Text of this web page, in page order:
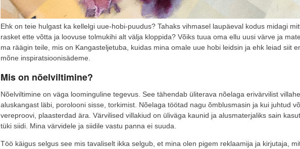
Ehk on teie hulgast ka kellelgi uue-hobi-puudus? Tahaks vihmasel laupäeval kodus midagi
rasket ette võtta ja loovuse tolmukihi alt välja kloppida? Võiks tuua oma ellu uusi värve ja
ma räägin teile, mis on Kangasteljetuba, kuidas mina omale uue hobi leidsin ja ehk leiad siit
mõne inspiratsioonisädeme.
Mis on nõelviltimine?
Nõelviltimine on väga loominguline tegevus. See tähendab üliterava nõelaga erivärvilist
aluskangast läbi, porolooni sisse, torkimist. Nõelaga töötad nagu õmblusmasin ja kui juhtud
vereproovi, plaasterdad ära. Värvilised villakiud on üliväga kaunid ja alusmaterjaliks sain
tüki siidi. Mina värvidele ja siidile vastu panna ei suuda.
Töö käigus selgus see mis tavaliselt ikka selgub, et mina olen pigem reklaamija ja kirjutaja,